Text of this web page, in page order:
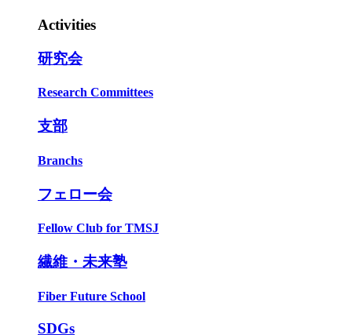
Activities
研究会
Research Committees
支部
Branchs
フェロー会
Fellow Club for TMSJ
繊維・未来塾
Fiber Future School
SDGs